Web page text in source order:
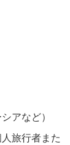
アなど）
旅行者また